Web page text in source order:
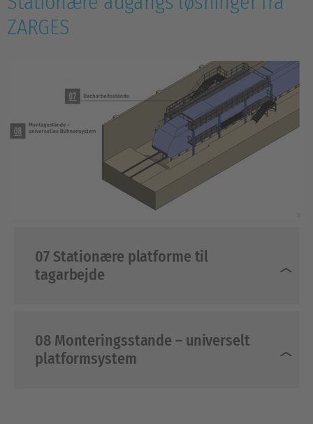
ZARGES
07 Stationære platforme til
tagarbejde
08 Monteringsstande – universelt
platformsystem